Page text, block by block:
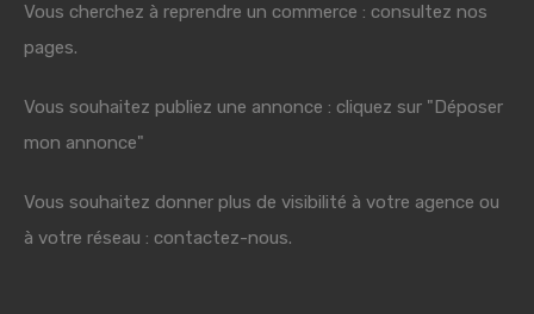
Vous cherchez à reprendre un commerce : consultez nos
pages.
Vous souhaitez publiez une annonce : cliquez sur "Déposer
mon annonce"
Vous souhaitez donner plus de visibilité à votre agence ou
à votre réseau : contactez-nous.